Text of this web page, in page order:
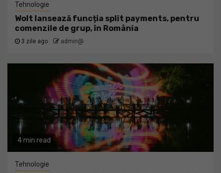
Tehnologie
Wolt lansează funcția split payments, pentru
comenzile de grup, în România
3 zile ago admin@
4 min read
Tehnologie